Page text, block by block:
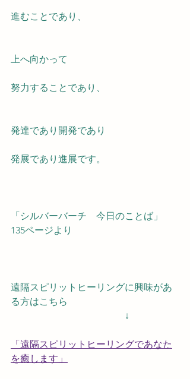
進むことであり、
上へ向かって
努力することであり、
発達であり開発であり
発展であり進展です。
「シルバーバーチ　今日のことば」
135ページより
遠隔スピリットヒーリングに興味があ
る方はこちら
↓
「遠隔スピリットヒーリングであなた
を癒します」